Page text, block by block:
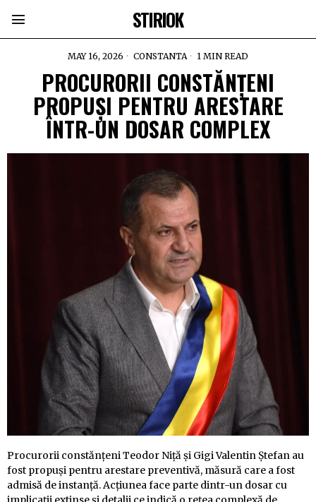
STIRIOK
MAY 16, 2026 CONSTANTA 1 MIN READ
PROCURORII CONSTĂNȚENI
PROPUȘI PENTRU ARESTARE
ÎNTR-UN DOSAR COMPLEX
Procurorii constănțeni Teodor Niță și Gigi Valentin Ștefan au
fost propuși pentru arestare preventivă, măsură care a fost
admisă de instanță. Acțiunea face parte dintr-un dosar cu